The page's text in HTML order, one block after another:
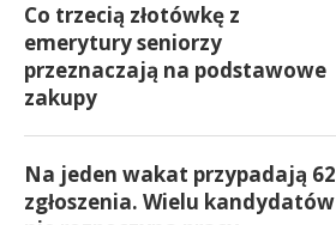
Co trzecią złotówkę z
emerytury seniorzy
przeznaczają na podstawowe
zakupy
Na jeden wakat przypadają 62
zgłoszenia. Wielu kandydatów